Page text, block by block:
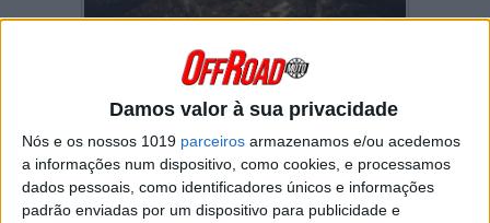
Damos valor à sua privacidade
Nós e os nossos 1019 parceiros armazenamos e/ou acedemos
a informações num dispositivo, como cookies, e processamos
dados pessoais, como identificadores únicos e informações
padrão enviadas por um dispositivo para publicidade e
terceira vitória consecutiva no Red Bull
No quarto e último dia de competição nas
montanhas de Sibiu, o alemãoganhou seis
minutos a Wade Youngainda na primeira
metade da etapa e, a partir daí, foi só controlar
até final.